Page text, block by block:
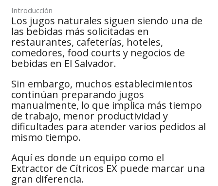
Introducción
Los jugos naturales siguen siendo una de
las bebidas más solicitadas en
restaurantes, cafeterías, hoteles,
comedores, food courts y negocios de
bebidas en El Salvador.
Sin embargo, muchos establecimientos
continúan preparando jugos
manualmente, lo que implica más tiempo
de trabajo, menor productividad y
dificultades para atender varios pedidos al
mismo tiempo.
Aquí es donde un equipo como el
Extractor de Cítricos EX puede marcar una
gran diferencia.